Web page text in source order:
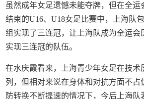
虽然成年女足遗憾未能夺牌，但在全运
结束的U16、U18女足比赛中，上海队
组实现了三连冠，让上海队成为全运会
实现三连冠的队伍。
在水庆霞看来，上海青少年女足在技术
列，但相对来说在身体和对抗方面不占
防转换不断提速的情况下，今后上海队